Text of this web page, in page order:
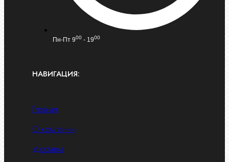
Пн-Пт 900 - 1900
НАВИГАЦИЯ:
Главная
О компании
Доставка